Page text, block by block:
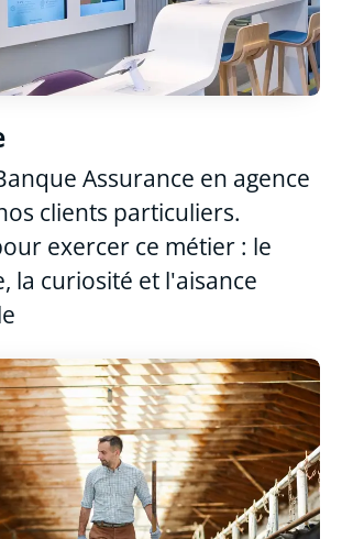
Assurance en agence
clients particuliers.
exercer ce métier : le
la curiosité et l'aisance